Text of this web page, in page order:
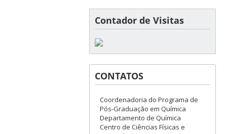
Contador de Visitas
CONTATOS
Coordenadoria do Programa de
Pós-Graduação em Química
Departamento de Química
Centro de Ciências Físicas e